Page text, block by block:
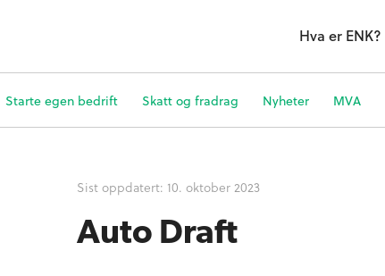
Hva er ENK?
Starte egen bedrift Skatt og fradrag Nyheter MVA
Sist oppdatert: 10. oktober 2023
Auto Draft